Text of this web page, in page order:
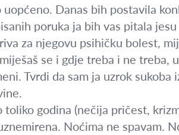
Danas bih postavila
poruka ja bih vas pitala
za njegovu psihičku bolest,
se i gdje treba i ne treba,
Tvrdi da sam ja uzrok
toliko godina (nečija pričest,
Noćima ne spavam.